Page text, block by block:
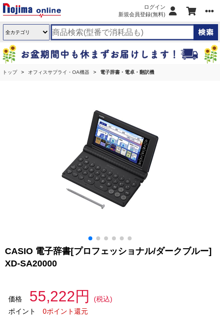
ログイン
新規会員登録(無料)
トップ オフィスサプライ・OA機器 電子辞書・電卓・翻訳機
CASIO 電子辞書[プロフェッショナル/ダークブルー]
XD-SA20000
価格 55,222円
(税込)
ポイント
0ポイント還元